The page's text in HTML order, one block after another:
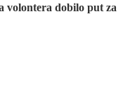
volontera dobilo put za